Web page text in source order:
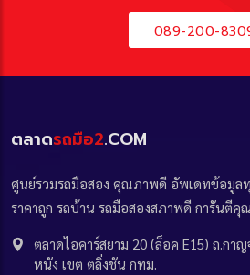
089-200-
ตลาดรถมือ2.COM
ศูนย์รวมรถมือสอง คุณภาพดี อัพเดทข้อมูล
ราคาถูก รถบ้าน รถมือสองสภาพดี การันตีคุ
ตลาดไอคาร์สยาม 20 (ล็อค E15) ถ.กา
หนัง เขต ตลิ่งชัน กทม.